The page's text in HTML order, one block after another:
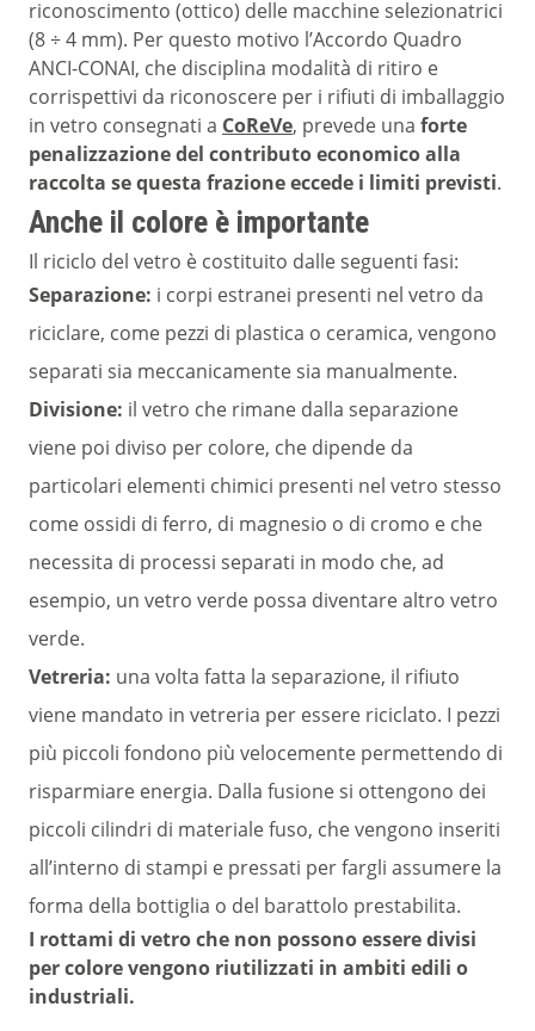
riconoscimento (ottico) delle macchine selezionatrici
(8 ÷ 4 mm). Per questo motivo l’Accordo Quadro
ANCI-CONAI, che disciplina modalità di ritiro e
corrispettivi da riconoscere per i rifiuti di imballaggio
in vetro consegnati a CoReVe, prevede una forte
penalizzazione del contributo economico alla
raccolta se questa frazione eccede i limiti previsti.
Anche il colore è importante
Il riciclo del vetro è costituito dalle seguenti fasi:
Separazione: i corpi estranei presenti nel vetro da
riciclare, come pezzi di plastica o ceramica, vengono
separati sia meccanicamente sia manualmente.
Divisione: il vetro che rimane dalla separazione
viene poi diviso per colore, che dipende da
particolari elementi chimici presenti nel vetro stesso
come ossidi di ferro, di magnesio o di cromo e che
necessita di processi separati in modo che, ad
esempio, un vetro verde possa diventare altro vetro
verde.
Vetreria: una volta fatta la separazione, il rifiuto
viene mandato in vetreria per essere riciclato. I pezzi
più piccoli fondono più velocemente permettendo di
risparmiare energia. Dalla fusione si ottengono dei
piccoli cilindri di materiale fuso, che vengono inseriti
all’interno di stampi e pressati per fargli assumere la
forma della bottiglia o del barattolo prestabilita.
I rottami di vetro che non possono essere divisi
per colore vengono riutilizzati in ambiti edili o
industriali.